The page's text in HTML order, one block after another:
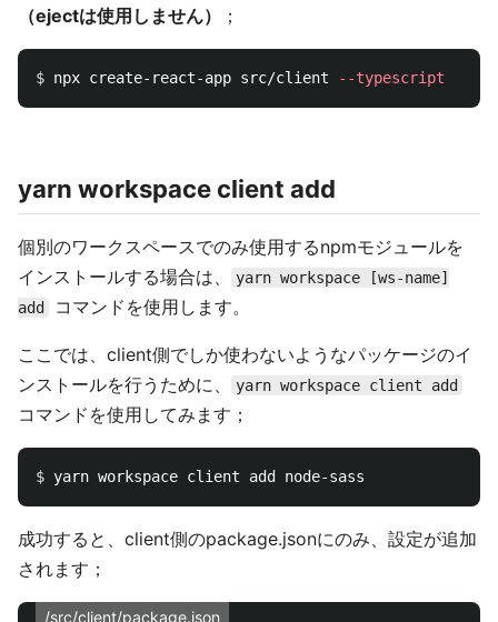
（ejectは使用しません） ；
$ npx create-react-app src/client --typescript
yarn workspace client add
個別のワークスペースでのみ使用するnpmモジュールを
インストールする場合は、
yarn workspace [ws-name]
add
コマンドを使用します。
ここでは、client側でしか使わないようなパッケージのイ
ンストールを行うために、
yarn workspace client add
コマンドを使用してみます；
$
成功すると、client側のpackage.jsonにのみ、設定が追加
されます；
/src/client/package.json